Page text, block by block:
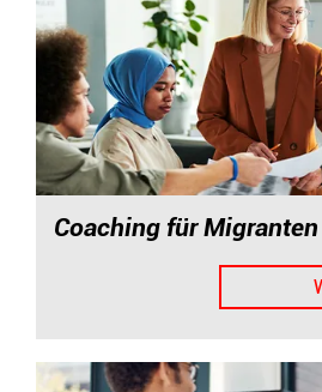
Coaching für Migranten